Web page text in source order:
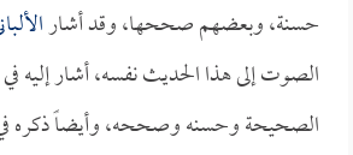
حسنة، وبعضهم صححها، وقد أشار
الصوت إلى هذا الحديث نفسه، أشار إليه
الصحيحة وحسنه وصححه، وأيضاً ذكره